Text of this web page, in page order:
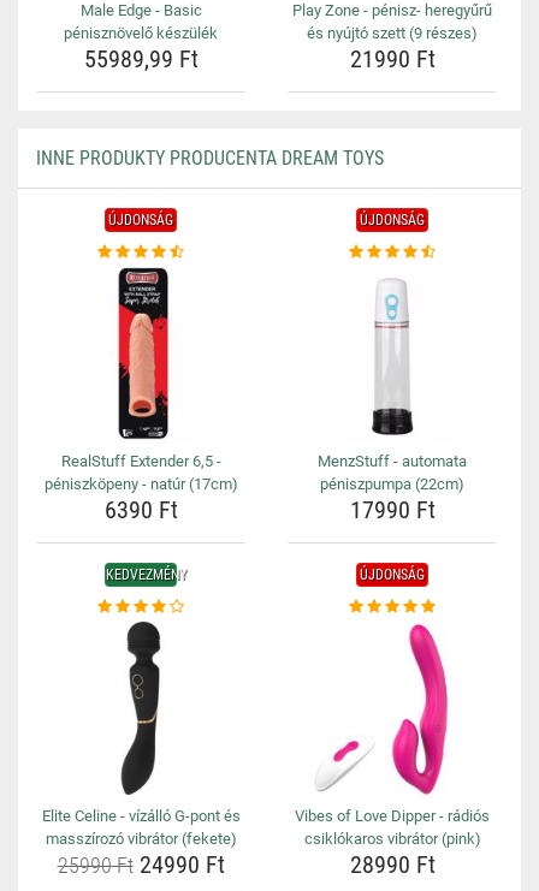
Male Edge - Basic
pénisznövelő készülék
55989,99 Ft
Play Zone - pénisz- heregyűrű
és nyújtó szett (9 részes)
21990 Ft
INNE PRODUKTY PRODUCENTA DREAM TOYS
ÚJDONSÁG
RealStuff Extender 6,5 -
péniszköpeny - natúr (17cm)
6390 Ft
ÚJDONSÁG
MenzStuff - automata
péniszpumpa (22cm)
17990 Ft
KEDVEZMÉNY
Elite Celine - vízálló G-pont és
masszírozó vibrátor (fekete)
25990 Ft24990 Ft
ÚJDONSÁG
Vibes of Love Dipper - rádiós
csiklókaros vibrátor (pink)
28990 Ft